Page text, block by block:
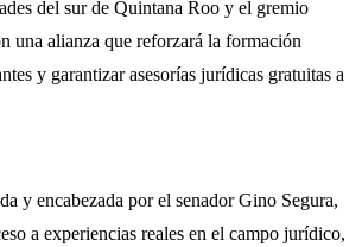
del sur de Quintana Roo y el gremio
una alianza que reforzará la formación
y garantizar asesorías jurídicas gratuitas a
y encabezada por el senador Gino Segura,
a experiencias reales en el campo jurídico,